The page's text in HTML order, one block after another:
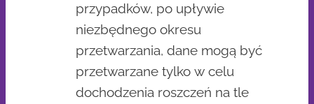
przypadków, po upływie
niezbędnego okresu
przetwarzania, dane mogą być
przetwarzane tylko w celu
dochodzenia roszczeń na tle